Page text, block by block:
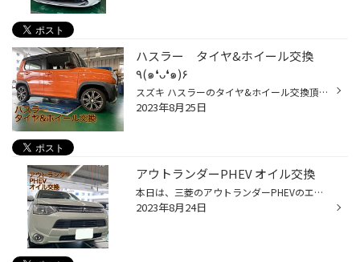
ハスラー タイヤ&ホイール交換
٩(๑❛ᴗ❛๑)۶
スズキ ハスラーのタイヤ&ホイール交換頂きました。 ハスラーには少し大きめの16インチでしたので、お客様と相談の上 14インチにダウンさせて頂きました。 タイヤの厚みは大きくなりましたので、乗り心地は良くなっています♪(๑ᴖ◡ᴖ๑)♪ ホイールはブリヂストンのバルミナTR10 タイヤはコスパに優れた...
2023年8月25日
アウトランダーPHEV オイル交換
本日は、三菱のアウトランダーPHEVのエンジンオイル交換を行いました。 オイルを下抜きで抜いていきます。 オイルフィルターも交換します。 タイヤ館牧港では、タイヤだけでなく、エンジンオイルの交換も行っていますよ♪(๑ᴖ◡ᴖ๑)♪
2023年8月24日